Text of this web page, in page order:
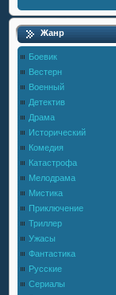
Жанр
Боевик
Вестерн
Военный
Детектив
Драма
Исторический
Комедия
Катастрофа
Мелодрама
Мистика
Приключение
Триллер
Ужасы
Фантастика
Русские
Сериалы